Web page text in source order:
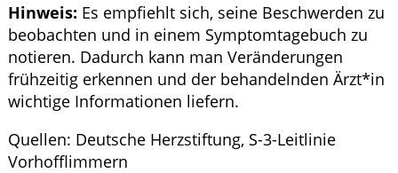
Hinweis: Es empfiehlt sich, seine Beschwerden zu
beobachten und in einem Symptomtagebuch zu
notieren. Dadurch kann man Veränderungen
frühzeitig erkennen und der behandelnden Ärzt*in
wichtige Informationen liefern.
Quellen: Deutsche Herzstiftung, S-3-Leitlinie
Vorhofflimmern